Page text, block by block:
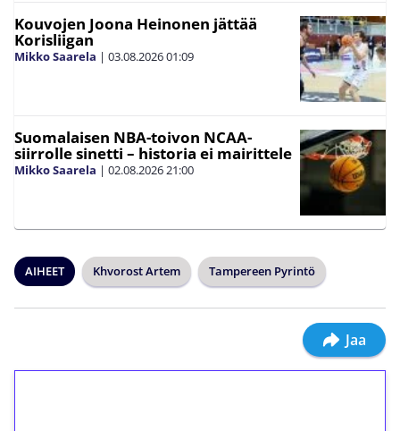
Kouvojen Joona Heinonen jättää
Korisliigan
Mikko Saarela | 03.08.202601:09
Suomalaisen NBA-toivon NCAA-
siirrolle sinetti – historia ei mairittele
Mikko Saarela | 02.08.202621:00
AIHEET Khvorost Artem Tampereen Pyrintö
Jaa